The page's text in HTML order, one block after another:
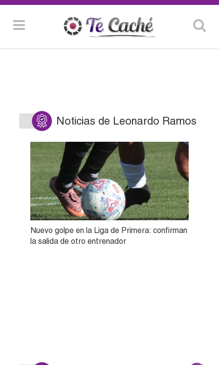
Noticias de Leonardo Ramos
Nuevo golpe en la Liga de Primera: confirman
la salida de otro entrenador